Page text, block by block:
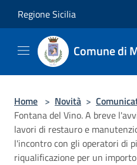
Regione Sicilia
Comune di
Home > Novità >
Fontana del Vino. A breve
lavori di restauro e
l'incontro con gli operatori di
riqualificazione per un